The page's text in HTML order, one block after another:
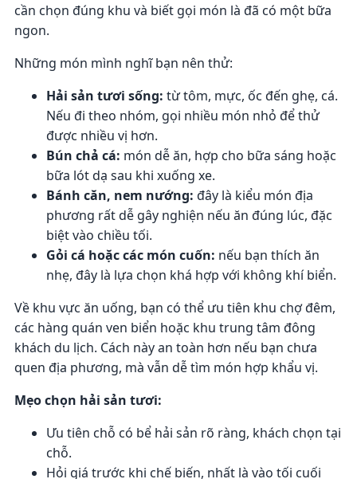
cần chọn đúng khu và biết gọi món là đã có một bữa
ngon.
Những món mình nghĩ bạn nên thử:
Hải sản tươi sống: từ tôm, mực, ốc đến ghẹ, cá.
Nếu đi theo nhóm, gọi nhiều món nhỏ để thử
được nhiều vị hơn.
Bún chả cá: món dễ ăn, hợp cho bữa sáng hoặc
bữa lót dạ sau khi xuống xe.
Bánh căn, nem nướng: đây là kiểu món địa
phương rất dễ gây nghiện nếu ăn đúng lúc, đặc
biệt vào chiều tối.
Gỏi cá hoặc các món cuốn: nếu bạn thích ăn
nhẹ, đây là lựa chọn khá hợp với không khí biển.
Về khu vực ăn uống, bạn có thể ưu tiên khu chợ đêm,
các hàng quán ven biển hoặc khu trung tâm đông
khách du lịch. Cách này an toàn hơn nếu bạn chưa
quen địa phương, mà vẫn dễ tìm món hợp khẩu vị.
Mẹo chọn hải sản tươi:
Ưu tiên chỗ có bể hải sản rõ ràng, khách chọn tại
chỗ.
Hỏi giá trước khi chế biến, nhất là vào tối cuối